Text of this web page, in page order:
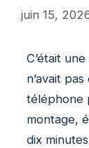
juin 15,
C’était
n’avait
téléphone
montage,
dix